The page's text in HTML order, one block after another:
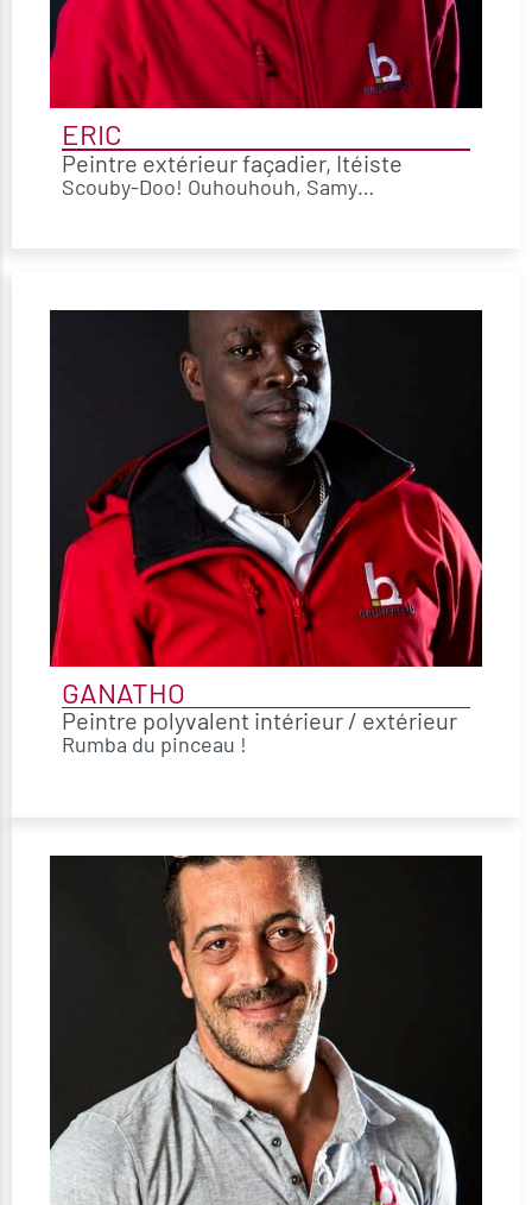
ERIC
Peintre extérieur façadier, Itéiste
Scouby-Doo! Ouhouhouh, Samy…
GANATHO
Peintre polyvalent intérieur / extérieur
Rumba du pinceau !